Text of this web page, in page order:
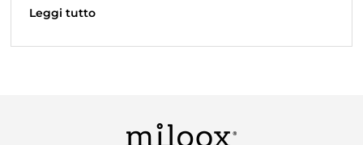
Leggi tutto